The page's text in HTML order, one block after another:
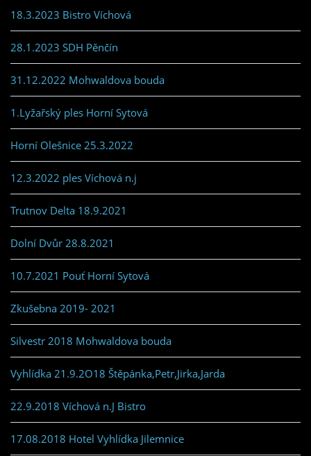
18.3.2023 Bistro Víchová
28.1.2023 SDH Pěnčín
31.12.2022 Mohwaldova bouda
1.Lyžařský ples Horní Sytová
Horní Olešnice 25.3.2022
12.3.2022 ples Víchová n.j
Trutnov Delta 18.9.2021
Dolní Dvůr 28.8.2021
10.7.2021 Pouť Horní Sytová
Zkušebna 2019- 2021
Silvestr 2018 Mohwaldova bouda
Vyhlídka 21.9.2O18 Štěpánka,Petr,Jirka,Jarda
22.9.2018 Víchová n.J Bistro
17.08.2018 Hotel Vyhlídka Jilemnice